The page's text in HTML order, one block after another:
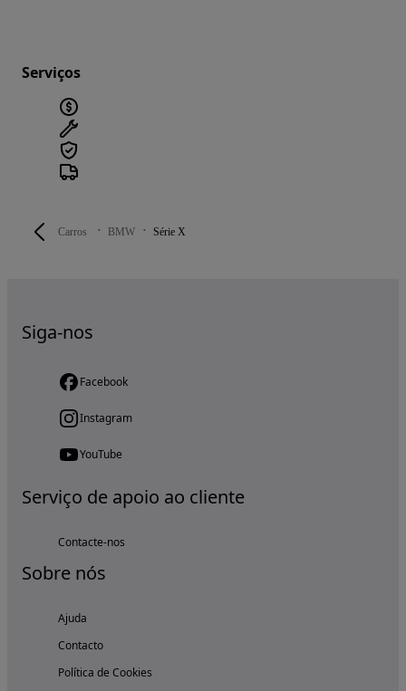
Carros BMW Série X
Serviços
Siga-nos
Facebook
Instagram
YouTube
Serviço de apoio ao cliente
Contacte-nos
Sobre nós
Ajuda
Contacto
Política de Cookies